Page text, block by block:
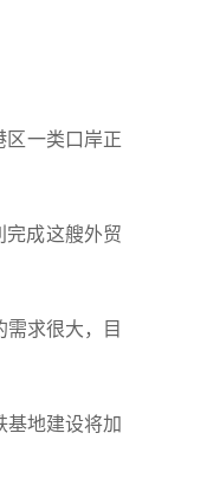
区一类口岸正
完成这艘外贸
求很大，目
基地建设将加